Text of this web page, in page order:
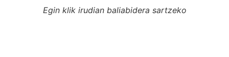
Egin klik irudian baliabidera sartzeko